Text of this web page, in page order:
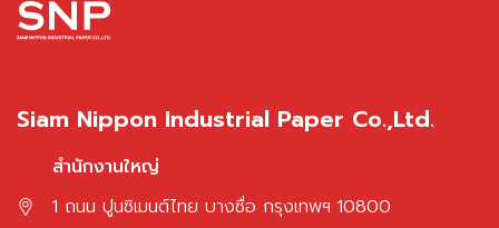
Siam Nippon Industrial Paper Co.,Ltd.
สำนักงานใหญ่
1 ถนน ปูนซิเมนต์ไทย บางซื่อ กรุงเทพฯ 10800